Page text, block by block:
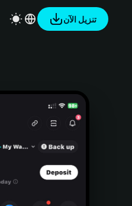
تنزيل الآن